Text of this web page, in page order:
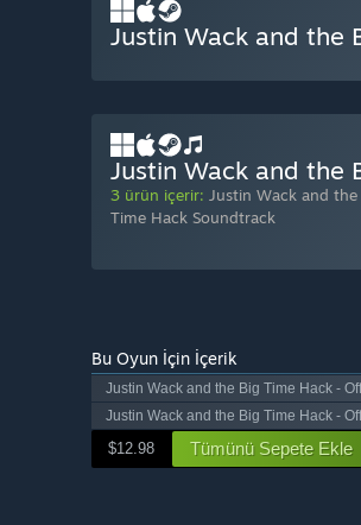
Justin Wack and the
Justin Wack and the
3 ürün içerir: Justin Wack and
Time Hack Soundtrack
Bu Oyun İçin İçerik
Justin Wack and the Big Time Hack -
Justin Wack and the Big Time Hack -
$12.98 Tümünü Sepete Ekle